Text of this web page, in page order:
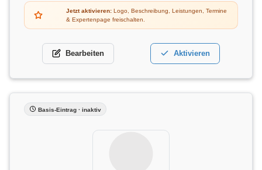
Jetzt aktivieren: Logo, Beschreibung, Leistungen, Termine
& Expertenpage freischalten.
Bearbeiten Aktivieren
Basis-Eintrag · inaktiv